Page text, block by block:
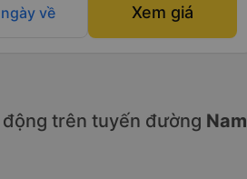
về Xem giá
động trên tuyến đường Nam